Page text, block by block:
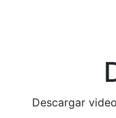
Descargar